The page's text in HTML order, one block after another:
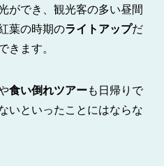
ができ、観光客の多い昼間
葉の時期のライトアップだ
ます。
食い倒れツアーも日帰りで
いといったことにはならな